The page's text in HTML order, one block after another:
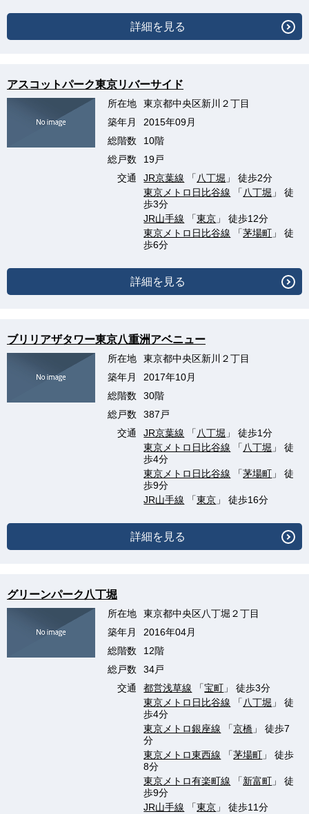
詳細を見る
アスコットパーク東京リバーサイド
所在地
東京都中央区新川２丁目
築年月
2015年09月
総階数
10階
総戸数
19戸
交通
JR京葉線 「 八丁堀 」 徒歩2分
東京メトロ日比谷線 「 八丁堀 」 徒
歩3分
JR山手線 「東京 」 徒歩12分
東京メトロ日比谷線 「茅場町 」 徒
歩6分
詳細を見る
ブリリアザタワー東京八重洲アベニュー
所在地
東京都中央区新川２丁目
築年月
2017年10月
総階数
30階
総戸数
387戸
交通
JR京葉線 「 八丁堀 」 徒歩1分
東京メトロ日比谷線 「 八丁堀 」 徒
歩4分
東京メトロ日比谷線 「茅場町 」 徒
歩9分
JR山手線 「東京 」 徒歩16分
詳細を見る
グリーンパーク八丁堀
所在地
東京都中央区八丁堀２丁目
築年月
2016年04月
総階数
12階
総戸数
34戸
交通
都営浅草線 「宝町 」 徒歩3分
東京メトロ日比谷線 「 八丁堀 」 徒
歩4分
東京メトロ銀座線 「京橋 」 徒歩7
分
東京メトロ東西線 「茅場町 」 徒歩
8分
東京メトロ有楽町線 「新富町 」 徒
歩9分
JR山手線 「東京 」 徒歩11分